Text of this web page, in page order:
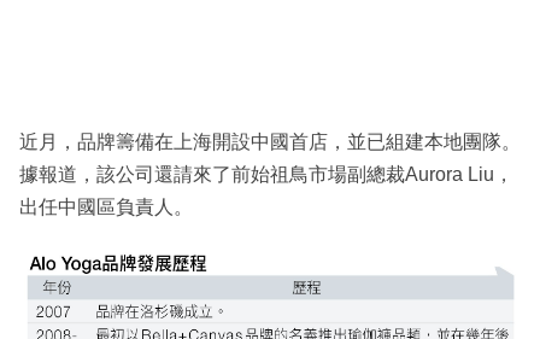
近月，品牌籌備在上海開設中國首店，並已組建本地團隊。
據報道，該公司還請來了前始祖鳥市場副總裁Aurora Liu，
出任中國區負責人。